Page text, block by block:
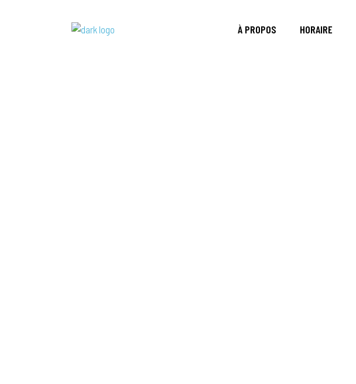
À PROPOS HORAIRE